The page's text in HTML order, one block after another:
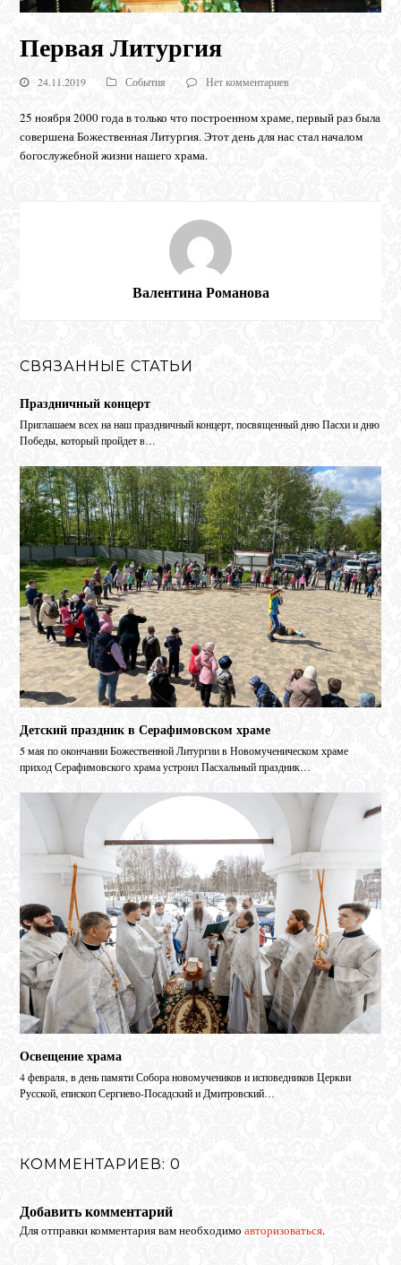
Первая Литургия
24.11.2019 События Нет комментариев
25 ноября 2000 года в только что построенном храме, первый раз была
совершена Божественная Литургия. Этот день для нас стал началом
богослужебной жизни нашего храма.
Валентина Романова
СВЯЗАННЫЕ СТАТЬИ
Праздничный концерт
Приглашаем всех на наш праздничный концерт, посвященный дню Пасхи и дню
Победы, который пройдет в…
Детский праздник в Серафимовском храме
5 мая по окончании Божественной Литургии в Новомученическом храме
приход Серафимовского храма устроил Пасхальный праздник…
Освещение храма
4 февраля, в день памяти Собора новомучеников и исповедников Церкви
Русской, епископ Сергиево-Посадский и Дмитровский…
КОММЕНТАРИЕВ: 0
Добавить комментарий
Для отправки комментария вам необходимоавторизоваться.